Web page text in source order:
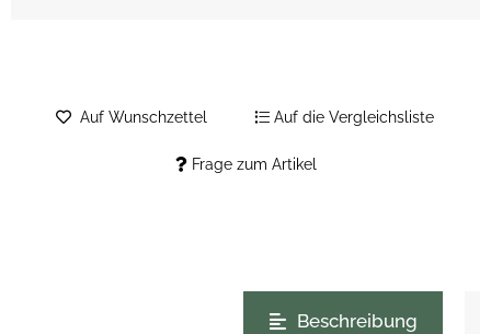
Frage zum Artikel
Auf Wunschzettel Auf die Vergleichsliste
Beschreibung